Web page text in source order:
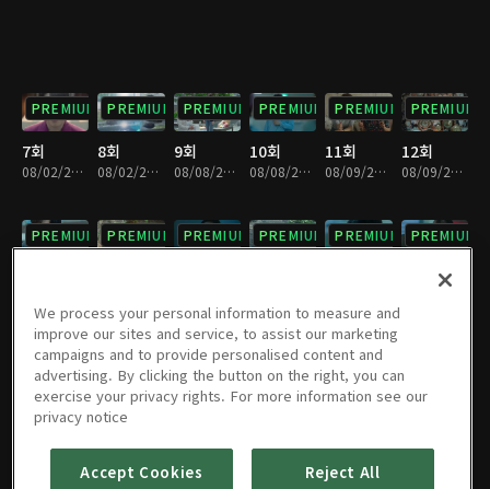
PREMIUM
7회
08/02/2018 • 29분
PREMIUM
8회
08/02/2018 • 31분
PREMIUM
9회
08/08/2018 • 31분
PREMIUM
10회
08/08/2018 • 30분
PREMIUM
11회
08/09/2018 • 30분
PREMIUM
12회
08/09/2018 • 30분
PREMIUM PREMIUM PREMIUM PREMIUM PREMIUM PREMIUM
PREMIUM
19회
08/30/2018 • 28분
PREMIUM
20회
PREMIUM
21회
PREMIUM
22회
PREMIUM
23회 24회
We process your personal information to measure and
improve our sites and service, to assist our marketing
campaigns and to provide personalised content and
advertising. By clicking the button on the right, you can
exercise your privacy rights. For more information see our
privacy notice
Accept Cookies Reject All